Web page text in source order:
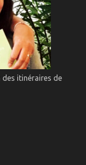
des itinéraires de